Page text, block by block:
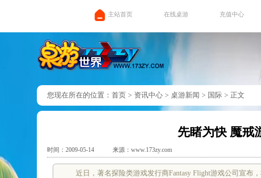
主站首页 在线桌游 充值中心
您现在所在的位置： 首页 > 资讯中心 > 桌游新闻 > 国际 > 正文
先睹为快 魔戒
时间：2009-05-14 来源：www.173zy.com
近日，著名探险类游戏发行商Fantasy Flight游戏公司宣布